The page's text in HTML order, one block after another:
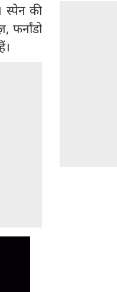
स्पेन की
फर्नांडो